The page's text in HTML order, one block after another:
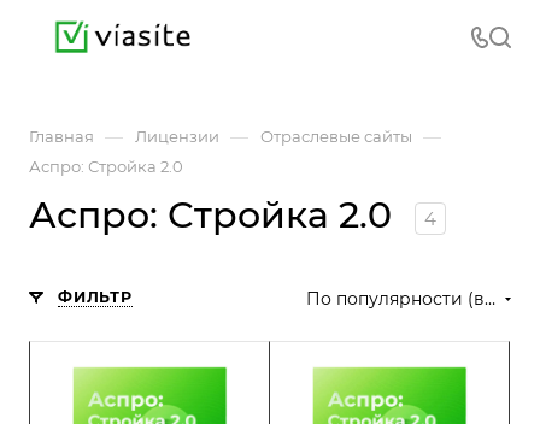
Главная — Лицензии — Отраслевые сайты —
Аспро: Стройка 2.0
Аспро: Стройка 2.0 4
ФИЛЬТР По популярности (возрастание)